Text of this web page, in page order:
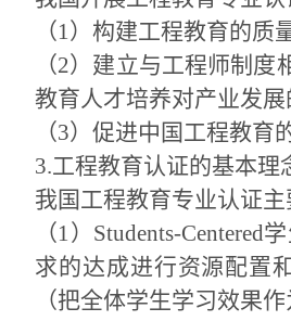
（1）构建工程教育的
（2）建立与工程师制
教育人才培养对产业发
（3）促进中国工程教
3.工程教育认证的基本理
我国工程教育专业认证
（1）Students-
求的达成进行资源配置
（把全体学生学习效果